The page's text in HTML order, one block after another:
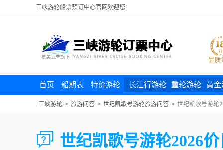
三峡游轮船票预订中心官网欢迎您!
首页 船期表 特价游轮 长江行游轮 重轮游轮 黄金
三峡游轮 > 旅游问答 > 世纪凯歌号游轮旅游问答 > 世纪凯歌号游轮
 世纪凯歌号游轮2026